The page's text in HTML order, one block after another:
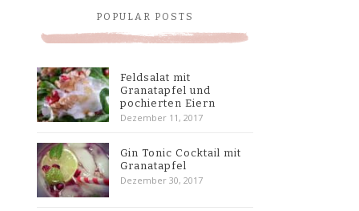
POPULAR POSTS
Feldsalat mit
Granatapfel und
pochierten Eiern
Dezember 11, 2017
Gin Tonic Cocktail mit
Granatapfel
Dezember 30, 2017